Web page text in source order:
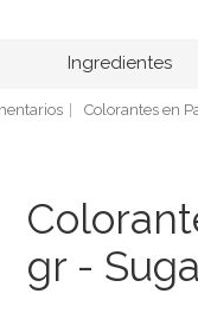
Ingredientes
Colorantes en
gr -